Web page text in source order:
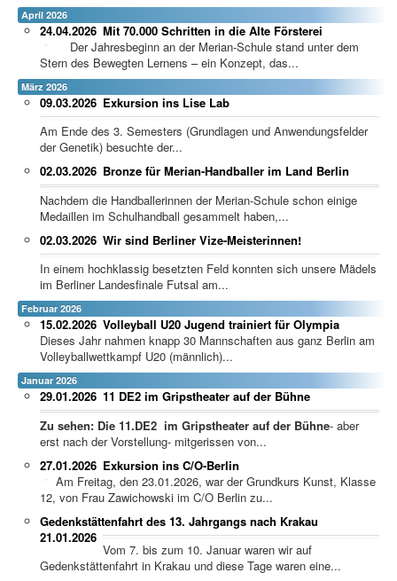
April 2026
Mit 70.000 Schritten in die Alte Försterei
24.04.2026
Der Jahresbeginn an der Merian-Schule stand unter dem
Stern des Bewegten Lernens – ein Konzept, das...
März 2026
Exkursion ins Lise Lab
09.03.2026
Am Ende des 3. Semesters (Grundlagen und Anwendungsfelder
der Genetik) besuchte der...
Bronze für Merian-Handballer im Land Berlin
02.03.2026
Nachdem die Handballerinnen der Merian-Schule schon einige
Medaillen im Schulhandball gesammelt haben,...
Wir sind Berliner Vize-Meisterinnen!
02.03.2026
In einem hochklassig besetzten Feld konnten sich unsere Mädels
im Berliner Landesfinale Futsal am...
Februar 2026
Volleyball U20 Jugend trainiert für Olympia
15.02.2026
Dieses Jahr nahmen knapp 30 Mannschaften aus ganz Berlin am
Volleyballwettkampf U20 (männlich)...
Januar 2026
11 DE2 im Gripstheater auf der Bühne
29.01.2026
Zu sehen: Die 11.DE2 im Gripstheater auf der Bühne- aber
erst nach der Vorstellung- mitgerissen von...
Exkursion ins C/O-Berlin
27.01.2026
Am Freitag, den 23.01.2026, war der Grundkurs Kunst, Klasse
12, von Frau Zawichowski im C/O Berlin zu...
Gedenkstättenfahrt des 13. Jahrgangs nach Krakau
21.01.2026
Vom 7. bis zum 10. Januar waren wir auf
Gedenkstättenfahrt in Krakau und diese Tage waren eine...